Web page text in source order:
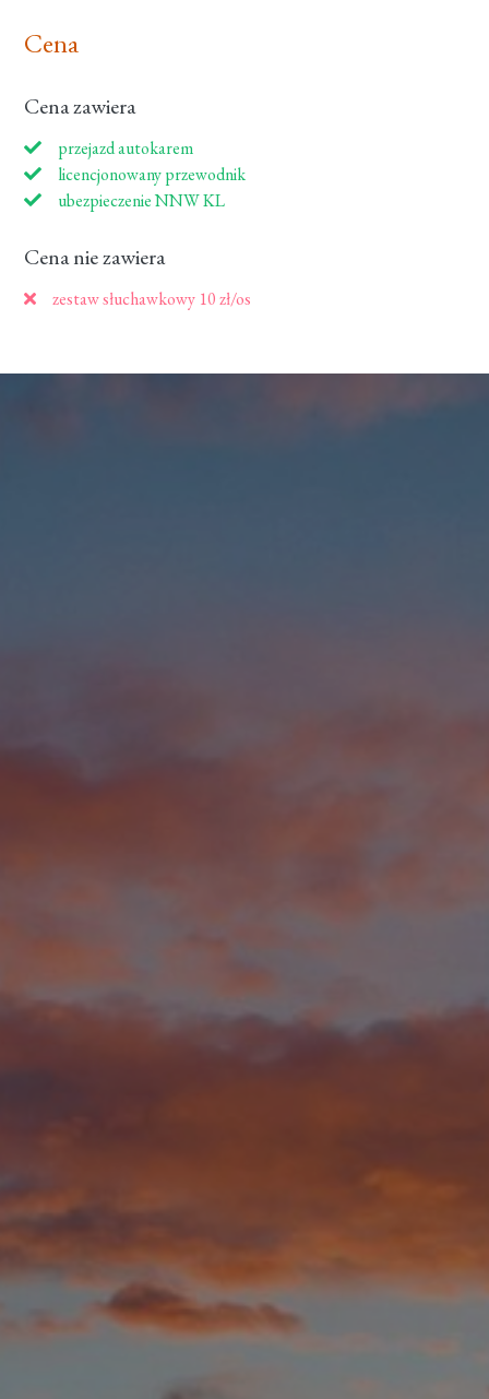
Cena
Cena zawiera
przejazd autokarem
licencjonowany przewodnik
ubezpieczenie NNW KL
Cena nie zawiera
zestaw słuchawkowy 10 zł/os